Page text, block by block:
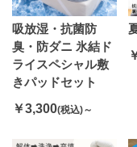
吸放湿・抗菌防
臭・防ダニ 氷結ド
ライスペシャル敷
きパッドセット
￥3,300(税込)～